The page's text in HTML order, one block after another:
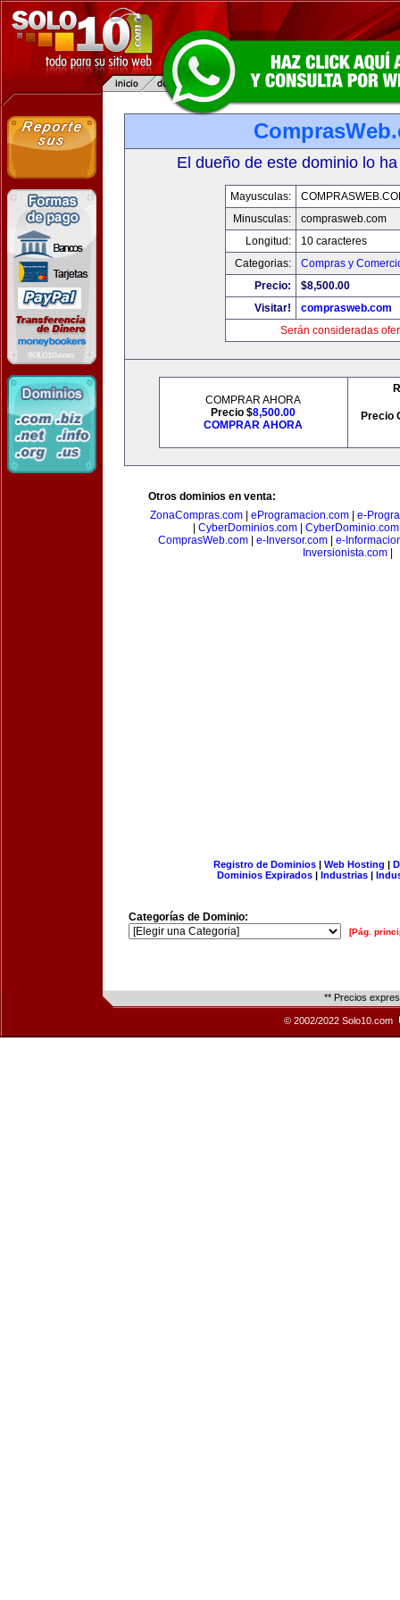
El dueño de este dominio lo
Mayusculas:
Minusculas:
comprasweb.com
Longitud:
10 caracteres
Categorias:
Compras y
Precio:
$8,500.00
Visitar!
comprasweb.com
Serán consideradas
COMPRAR AHORA
Precio $8,500.00
COMPRAR AHORA
Precio
Otros dominios en venta:
ZonaCompras.com
eProgramacion.com
e-
CyberDominios.com| CyberDominio.com
ComprasWeb.com
e-Inversor.com
e-
Inversionista.com|
Registro de Dominios| Web Hosting |
Dominios Expirados | Industrias |
Categorías de Dominio:
[Pág.
** Precios
© 2002/2022 Solo10.com